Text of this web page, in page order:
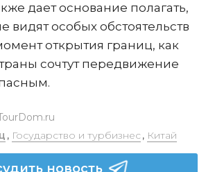
дает основание полагать,
видят особых обстоятельств
открытия границ, как
сочтут передвижение
, Государство и турбизнес, Китай
новость